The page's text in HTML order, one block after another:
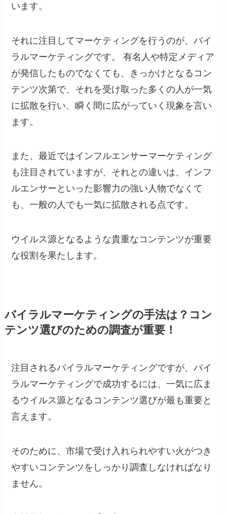
います。
それに注目してマーケティングを行うのが、バイ
ラルマーケティングです。 有名人や特定メディア
が発信したものでなくても、きっかけとなるコン
テンツ次第で、それを受け取った多くの人が一気
に拡散を行い、瞬く間に広がっていく現象を言い
ます。
また、最近ではインフルエンサーマーケティング
も注目されていますが、それとの違いは、インフ
ルエンサーといった影響力の強い人物でなくて
も、一般の人でも一気に拡散される点です。
ウイルス源となるような貴重なコンテンツが重要
な役割を果たします。
バイラルマーケティングの手法は？コン
テンツ選びのための調査が重要！
注目されるバイラルマーケティングですが、バイ
ラルマーケティングで成功するには、一気に広ま
るウイルス源となるコンテンツ選びが最も重要と
言えます。
そのために、市場で受け入れられやすい火がつき
やすいコンテンツをしっかり調査しなければなり
ません。